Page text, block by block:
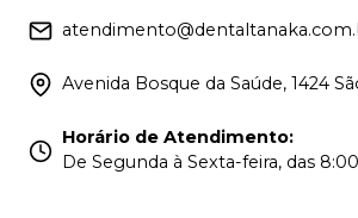
Avenida Bosque da Saúde, 1424
Horário de Atendimento:
De Segunda à Sexta-feira, das